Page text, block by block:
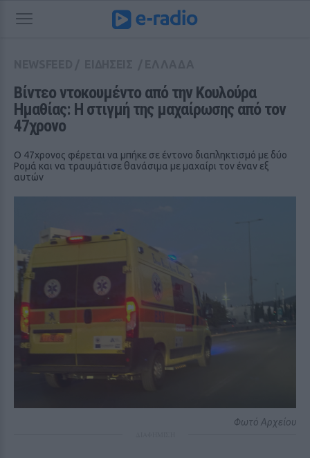
Βίντεο ντοκουμέντο από την Κουλούρα
Ημαθίας: Η στιγμή της μαχαίρωσης από τον
47χρονο
Ο 47χρονος φέρεται να μπήκε σε έντονο διαπληκτισμό με δύο
Ρομά και να τραυμάτισε θανάσιμα με μαχαίρι τον έναν εξ
αυτών
Φωτό Αρχείου